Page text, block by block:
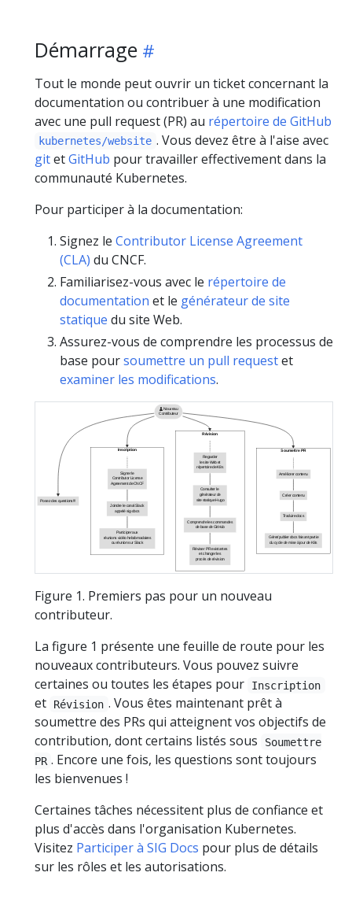
Démarrage
Tout le monde peut ouvrir un ticket concernant la
documentation ou contribuer à une modification
avec une pull request (PR) au répertoire de GitHub
kubernetes/website . Vous devez être à l'aise avec
gitetGitHub pour travailler effectivement dans la
communauté Kubernetes.
Pour participer à la documentation:
Signez le Contributor License Agreement
(CLA) du CNCF.
Familiarisez-vous avec le répertoire de
documentation et le générateur de site
statique du site Web.
Assurez-vous de comprendre les processus de
base poursoumettre un pull requestet
examiner les modifications.
Inscription
Participer aux
réunions vidéo hebdomadaires
ou réunion sur Slack
Signer le
Contributor License
Agreement de CNCF
Joindre le canal Slack
appelé sig-docs
Révision
Consulter le
générateur de
site statique Hugo
Regarder
le site Web et
répertoire de K8s
Comprendre les commandes
de base de GitHub
Réviser PR existantes
et changer les
procès de révision
Soumettre PR
Créer contenu
Améliorer contenu
Traduire docs
Gérer/publier docs faisant partie
du cycle de mise à jour de K8s
Nouveau
Contributeur
Posez des questions!!!
Figure 1. Premiers pas pour un nouveau
contributeur.
La figure 1 présente une feuille de route pour les
nouveaux contributeurs. Vous pouvez suivre
certaines ou toutes les étapes pour
Inscription
et Révision . Vous êtes maintenant prêt à
soumettre des PRs qui atteignent vos objectifs de
contribution, dont certains listés sous
Soumettre
PR . Encore une fois, les questions sont toujours
les bienvenues !
Certaines tâches nécessitent plus de confiance et
plus d'accès dans l'organisation Kubernetes.
Visitez Participer à SIG Docs pour plus de détails
sur les rôles et les autorisations.